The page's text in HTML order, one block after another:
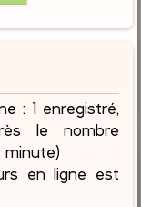
: 1 enregistré,
le nombre
minute)
en ligne est